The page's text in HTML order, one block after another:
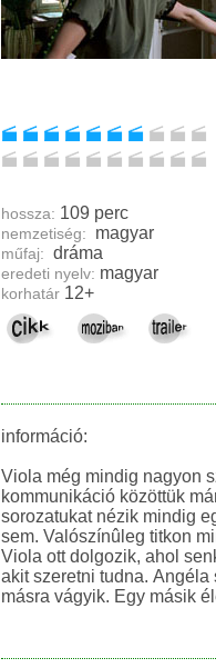
hossza: 109 perc
nemzetiség: magyar
műfaj: dráma
eredeti nyelv: magyar
korhatár 12+
információ:
Viola még mindig nagyon
kommunikáció közöttük
sorozatukat nézik mindig
sem. Valószínûleg titkon
Viola ott dolgozik, ahol
akit szeretni tudna. Angéla
másra vágyik. Egy másik